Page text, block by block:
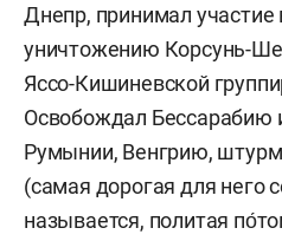
Днепр, принимал участие
уничтожению Корсунь-
Яссо-Кишиневской
Освобождал Бессарабию
Румынии, Венгрию,
(самая дорогая для него
называется, политая